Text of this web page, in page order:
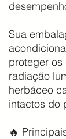
Sua
proteger os
radiação
herbáceo
intactos do
🔥